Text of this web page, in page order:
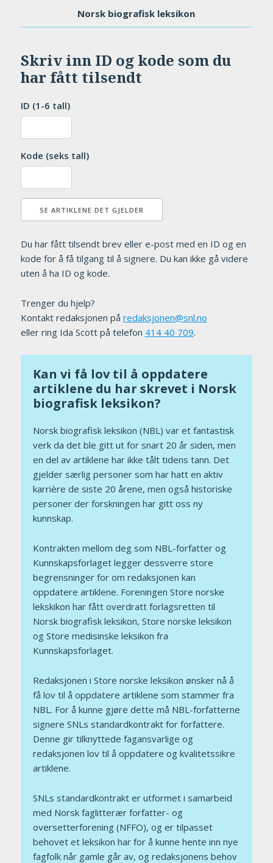
Norsk biografisk leksikon
Skriv inn ID og kode som du
har fått tilsendt
ID (1-6 tall)
Kode (seks tall)
Du har fått tilsendt brev eller e-post med en ID og en
kode for å få tilgang til å signere. Du kan ikke gå videre
uten å ha ID og kode.
Trenger du hjelp?
Kontakt redaksjonen på redaksjonen@snl.no
eller ring Ida Scott på telefon ‭414 40 709‬.
Kan vi få lov til å oppdatere
artiklene du har skrevet i Norsk
biografisk leksikon?
Norsk biografisk leksikon (NBL) var et fantastisk
verk da det ble gitt ut for snart 20 år siden, men
en del av artiklene har ikke tålt tidens tann. Det
gjelder særlig personer som har hatt en aktiv
karrière de siste 20 årene, men også historiske
personer der forskningen har gitt oss ny
kunnskap.
Kontrakten mellom deg som NBL-forfatter og
Kunnskapsforlaget legger dessverre store
begrensninger for om redaksjonen kan
oppdatere artiklene. Foreningen Store norske
lekskikon har fått overdratt forlagsretten til
Norsk biografisk leksikon, Store norske leksikon
og Store medisinske leksikon fra
Kunnskapsforlaget.
Redaksjonen i Store norske leksikon ønsker nå å
få lov til å oppdatere artiklene som stammer fra
NBL. For å kunne gjøre dette må NBL-forfatterne
signere SNLs standardkontrakt for forfattere.
Denne gir tilknyttede fagansvarlige og
redaksjonen lov til å oppdatere og kvalitetssikre
artiklene.
SNLs standardkontrakt er utformet i samarbeid
med Norsk faglitterær forfatter- og
oversetterforening (NFFO), og er tilpasset
behovet et leksikon har for å kunne hente inn nye
fagfolk når gamle går av, og redaksjonens behov